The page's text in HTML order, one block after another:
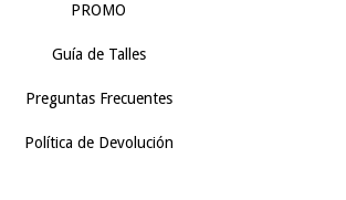
PROMO
Guía de Talles
Preguntas Frecuentes
Política de Devolución